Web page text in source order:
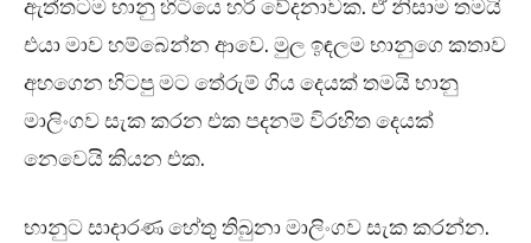
ඇත්තටම භානු හිටියෙ හරි වේදනාවක. ඒ නිසාම තමයි
එයා මාව හම්බෙන්න ආවෙ. මුල ඉඳලම භානුගෙ කතාව
අහගෙන හිටපු මට තේරුම් ගිය දෙයක් තමයි භානු
මාලිංගව සැක කරන එක පදනම් විරහිත දෙයක්
නෙවෙයි කියන එක.
භානුට සාදාරණ හේතු තිබුනා මාලිංගව සැක කරන්න.